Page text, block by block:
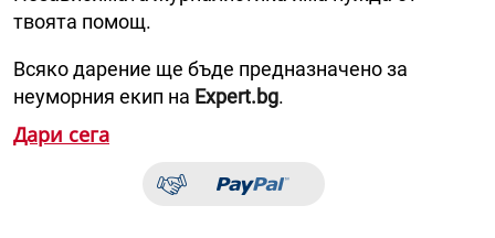
твоята помощ.
Всяко дарение ще бъде предназначено за
неуморния екип на Expert.bg.
Дари сега